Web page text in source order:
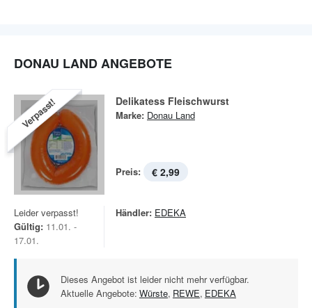
DONAU LAND ANGEBOTE
Verpasst! Delikatess Fleischwurst
Marke: Donau Land
Preis: € 2,99
Leider verpasst!
Gültig: 11.01. -
17.01.
Händler: EDEKA
Dieses Angebot ist leider nicht mehr verfügbar.
Aktuelle Angebote: Würste, REWE, EDEKA